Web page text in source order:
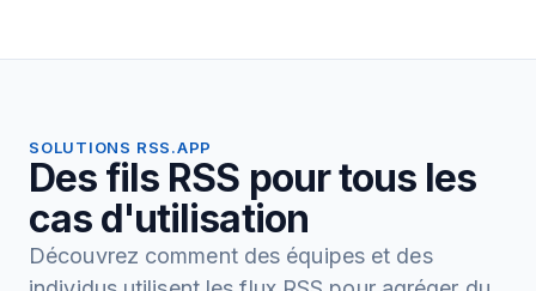
SOLUTIONS RSS.APP
Des fils RSS pour tous les
cas d'utilisation
Découvrez comment des équipes et des